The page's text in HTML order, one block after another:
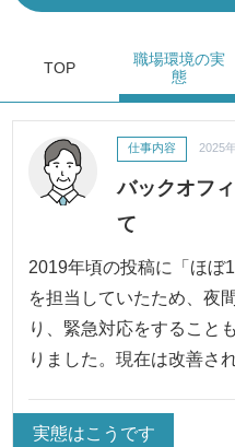
TOP
職場環境の実
態
バックオフ
て
仕事内容 2025
2019年頃の投稿に「ほぼ
を担当していたため、夜
り、緊急対応をすること
りました。現在は改善さ
実態はこうです